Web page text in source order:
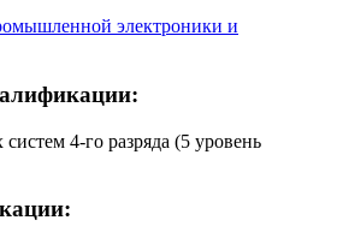
электроники и
4-го разряда (5 уровень